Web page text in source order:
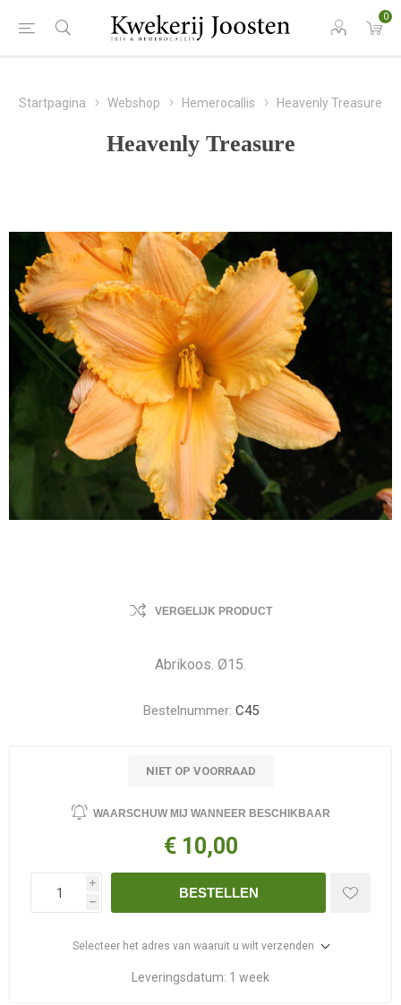
0
Startpagina Webshop Hemerocallis Heavenly Treasure
Heavenly Treasure
VERGELIJK PRODUCT
Abrikoos. Ø15.
Bestelnummer: C45
NIET OP VOORRAAD
WAARSCHUW MIJ WANNEER BESCHIKBAAR
€ 10,00
i
h
BESTELLEN
Selecteer het adres van waaruit u wilt verzenden
Leveringsdatum: 1 week